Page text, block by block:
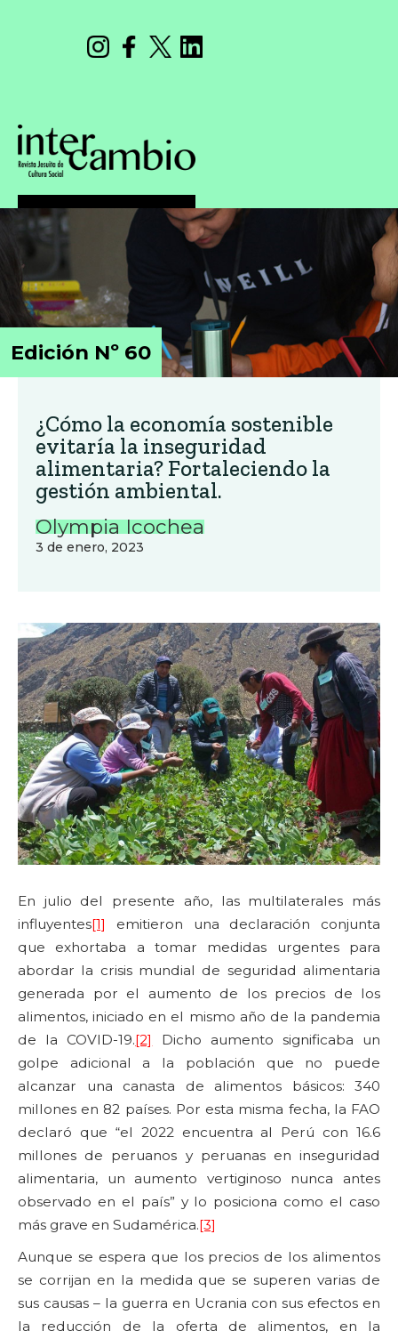
Edición Nº 60
¿Cómo la economía sostenible
evitaría la inseguridad
alimentaria? Fortaleciendo la
gestión ambiental.
Olympia Icochea
3 de enero, 2023
En julio del presente año, las multilaterales más
influyentes[1]
emitieron una declaración conjunta
que exhortaba a tomar medidas urgentes para
abordar la crisis mundial de seguridad alimentaria
generada por el aumento de los precios de los
alimentos, iniciado en el mismo año de la pandemia
de la COVID-19.[2]
Dicho aumento significaba un
golpe adicional a la población que no puede
alcanzar una canasta de alimentos básicos: 340
millones en 82 países. Por esta misma fecha, la FAO
declaró que “el 2022 encuentra al Perú con 16.6
millones de peruanos y peruanas en inseguridad
alimentaria, un aumento vertiginoso nunca antes
observado en el país” y lo posiciona como el caso
más grave en Sudamérica.[3]
Aunque se espera que los precios de los alimentos
se corrijan en la medida que se superen varias de
sus causas – la guerra en Ucrania con sus efectos en
la reducción de la oferta de alimentos, en la